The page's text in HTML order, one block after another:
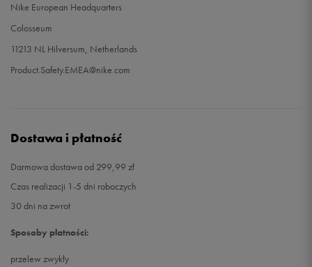
Nike European Headquarters
Colosseum
11213 NL Hilversum, Netherlands
Product.Safety.EMEA@nike.com
Dostawa i płatność
Darmowa dostawa od 299,99 zł
Czas realizacji 1-5 dni roboczych
30 dni na zwrot
Sposoby płatności:
przelew zwykły